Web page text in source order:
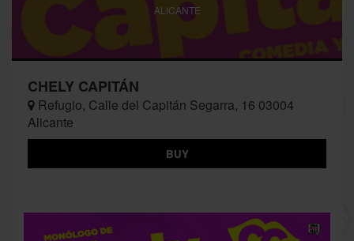
ALICANTE
CHELY CAPITÁN
Refugio, Calle del Capitán Segarra, 16 03004
Alicante
BUY